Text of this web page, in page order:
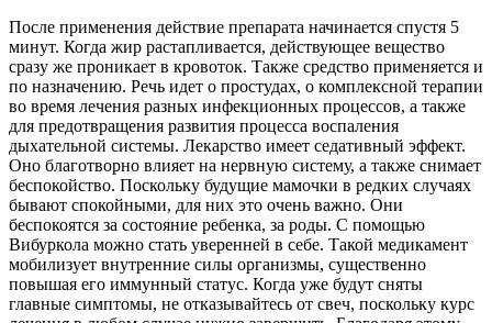
После применения действие препарата начинается спустя 5
минут. Когда жир растапливается, действующее вещество
сразу же проникает в кровоток. Также средство применяется и
по назначению. Речь идет о простудах, о комплексной терапии
во время лечения разных инфекционных процессов, а также
для предотвращения развития процесса воспаления
дыхательной системы. Лекарство имеет седативный эффект.
Оно благотворно влияет на нервную систему, а также снимает
беспокойство. Поскольку будущие мамочки в редких случаях
бывают спокойными, для них это очень важно. Они
беспокоятся за состояние ребенка, за роды. С помощью
Вибуркола можно стать уверенней в себе. Такой медикамент
мобилизует внутренние силы организмы, существенно
повышая его иммунный статус. Когда уже будут сняты
главные симптомы, не отказывайтесь от свеч, поскольку курс